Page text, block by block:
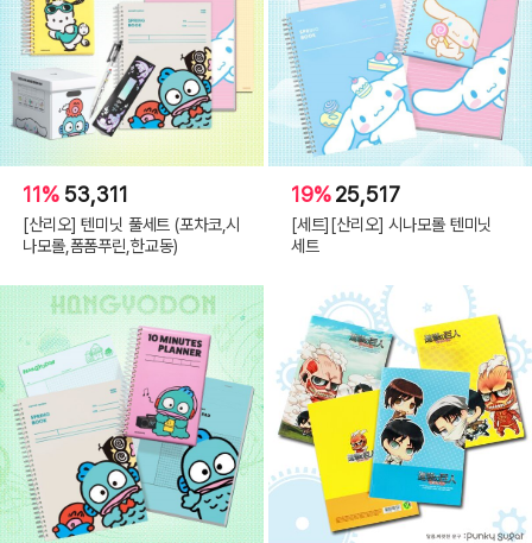
11% 53,311
[산리오] 텐미닛 풀세트 (포차코,시
나모롤,폼폼푸린,한교동)
19%25,517
[세트][산리오] 시나모롤 텐미닛
세트